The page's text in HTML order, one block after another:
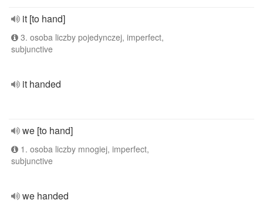
it [to hand]
3. osoba liczby pojedynczej, imperfect,
subjunctive
it handed
we [to hand]
1. osoba liczby mnogiej, imperfect,
subjunctive
we handed